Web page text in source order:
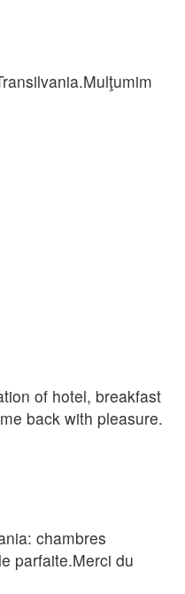
of hotel, breakfast
back with pleasure.
chambres
parfaite.Merci du